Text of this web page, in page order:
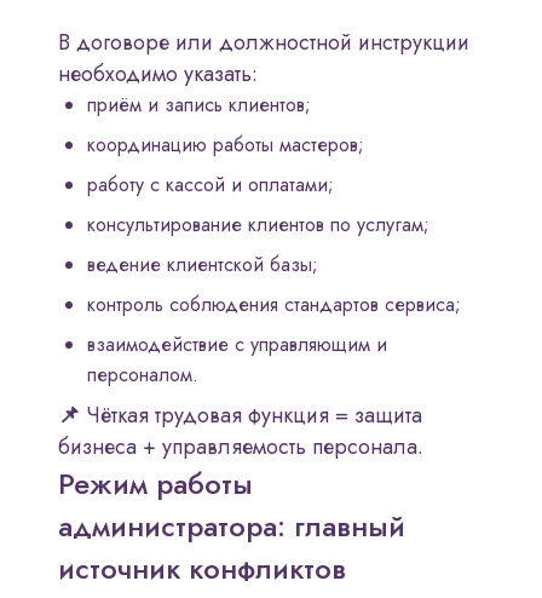
В договоре или должностной инструкции
необходимо указать:
приём и запись клиентов;
координацию работы мастеров;
работу с кассой и оплатами;
консультирование клиентов по услугам;
ведение клиентской базы;
контроль соблюдения стандартов сервиса;
взаимодействие с управляющим и
персоналом.
📌 Чёткая трудовая функция = защита
бизнеса + управляемость персонала.
Режим работы
администратора: главный
источник конфликтов